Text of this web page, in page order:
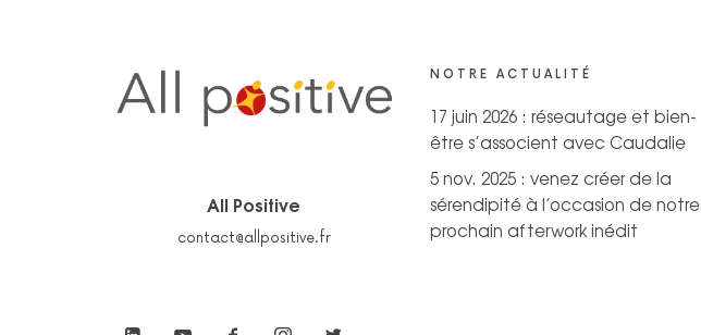
All Positive
contact@allpositive.fr
NOTRE ACTUALITÉ
17 juin 2026 : réseautage et bien-
être s’associent avec Caudalie
5 nov. 2025 : venez créer de la
sérendipité à l’occasion de notre
prochain afterwork inédit